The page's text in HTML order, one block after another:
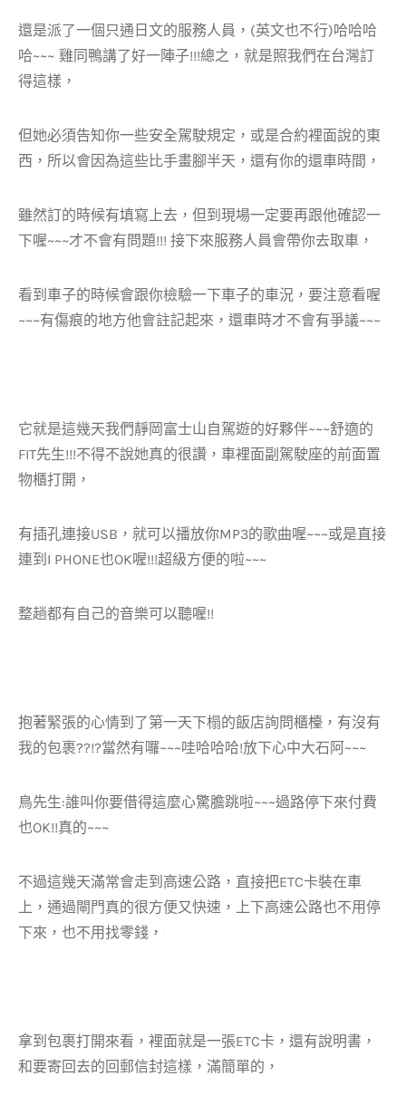
還是派了一個只通日文的服務人員，(英文也不行)哈哈哈
哈~~~ 雞同鴨講了好一陣子!!!總之，就是照我們在台灣訂
得這樣，
但她必須告知你一些安全駕駛規定，或是合約裡面說的東
西，所以會因為這些比手畫腳半天，還有你的還車時間，
雖然訂的時候有填寫上去，但到現場一定要再跟他確認一
下喔~~~才不會有問題!!! 接下來服務人員會帶你去取車，
看到車子的時候會跟你檢驗一下車子的車況，要注意看喔
~~~有傷痕的地方他會註記起來，還車時才不會有爭議~~~
它就是這幾天我們靜岡富士山自駕遊的好夥伴~~~舒適的
FIT先生!!!不得不說她真的很讚，車裡面副駕駛座的前面置
物櫃打開，
有插孔連接USB，就可以播放你MP3的歌曲喔~~~或是直接
連到I PHONE也OK喔!!!超級方便的啦~~~
整趟都有自己的音樂可以聽喔!!
抱著緊張的心情到了第一天下榻的飯店詢問櫃檯，有沒有
我的包裹??!?當然有囉~~~哇哈哈哈!放下心中大石阿~~~
鳥先生:誰叫你要借得這麼心驚膽跳啦~~~過路停下來付費
也OK!!真的~~~
不過這幾天滿常會走到高速公路，直接把ETC卡裝在車
上，通過閘門真的很方便又快速，上下高速公路也不用停
下來，也不用找零錢，
拿到包裹打開來看，裡面就是一張ETC卡，還有說明書，
和要寄回去的回郵信封這樣，滿簡單的，